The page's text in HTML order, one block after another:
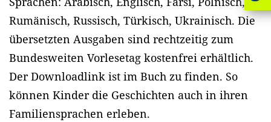
Rumänisch, Russisch, Türkisch, Ukrainisch. Die
übersetzten Ausgaben sind rechtzeitig zum
Bundesweiten Vorlesetag kostenfrei erhältlich.
Der Downloadlink ist im Buch zu finden. So
können Kinder die Geschichten auch in ihren
Familiensprachen erleben.